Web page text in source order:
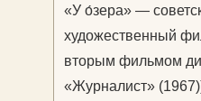
«У о́зера» —
художественный
вторым фильмом
«Журналист»